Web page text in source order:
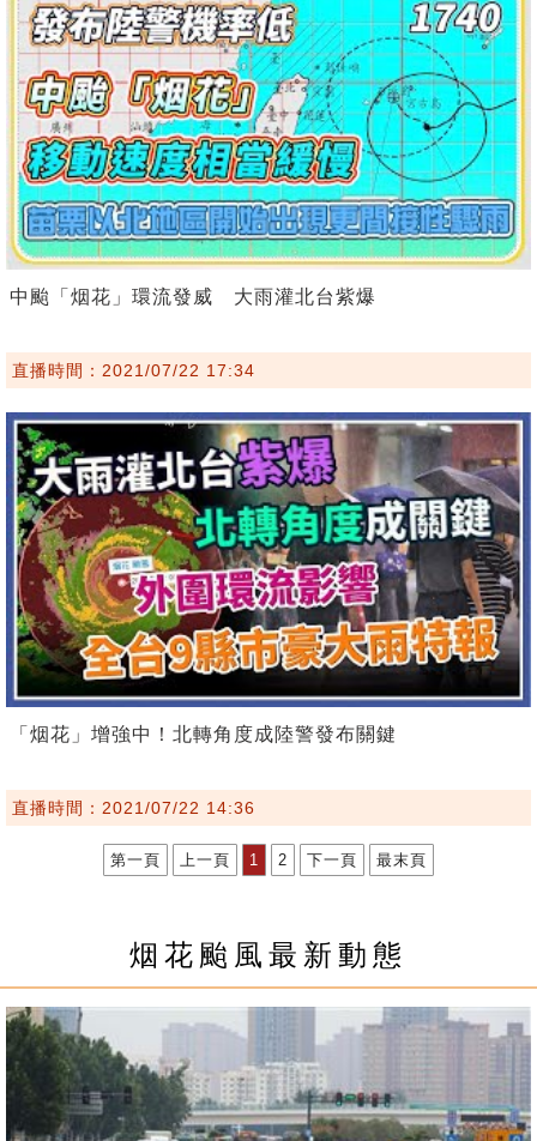
中颱「烟花」環流發威 大雨灌北台紫爆
直播時間：2021/07/22 17:34
「烟花」增強中！北轉角度成陸警發布關鍵
直播時間：2021/07/22 14:36
第一頁 上一頁 1 2 下一頁 最末頁
烟花颱風最新動態